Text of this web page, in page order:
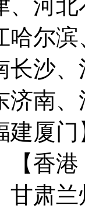
、河
哈尔
长沙
济南
建厦门
【香
甘肃